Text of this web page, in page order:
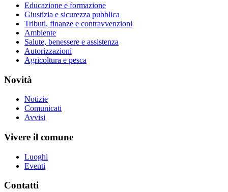
Educazione e formazione
Giustizia e sicurezza pubblica
Tributi, finanze e contravvenzioni
Ambiente
Salute, benessere e assistenza
Autorizzazioni
Agricoltura e pesca
Novità
Notizie
Comunicati
Avvisi
Vivere il comune
Luoghi
Eventi
Contatti